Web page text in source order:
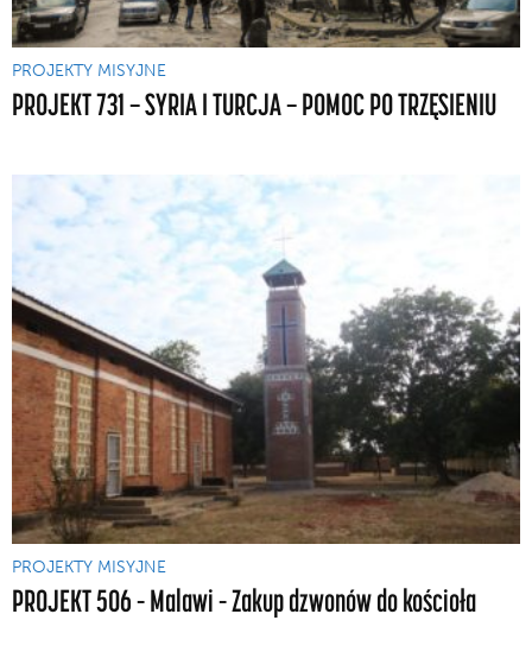
PROJEKTY MISYJNE
PROJEKT 731 — SYRIA I TURCJA — POMOC PO TRZĘSIENIU
PROJEKTY MISYJNE
PROJEKT 506 – Malawi – Zakup dzwonów do kościoła